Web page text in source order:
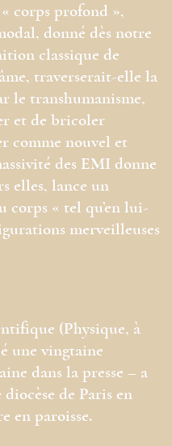
corps profond »,
donné dès notre
classique de
traverserait-elle la
le transhumanisme,
et de bricoler
comme nouvel et
des EMI donne
elles, lance un
corps « tel qu’en lui-
merveilleuses
(Physique, à
une vingtaine
dans la presse – a
de Paris en
en paroisse.